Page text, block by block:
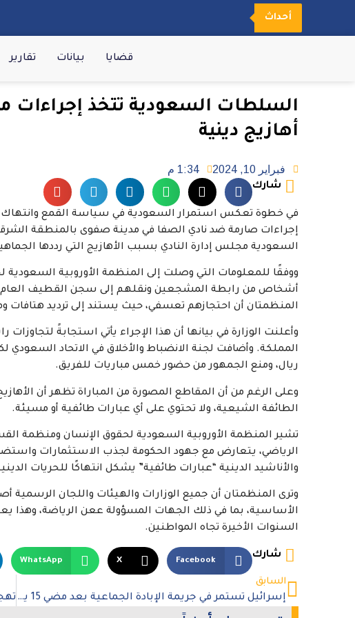
أحداث
قضايا بيانات تقارير
السلطات السعودية تتخذ
أهازيج دينية
فبراير 10, 2024 1:34 م
شارك
في خطوة تعكس استمرار السعودية في سياسة القمع وانتهاك
السعودية مجلس إدارة النادي بسبب الأهازيج التي رددها الجماهير
ووفقًا للمعلومات التي وصلت إلى المنظمة الأوروبية
المنظمتان أن احتجازهم تعسفي، حيث يستند إلى ترديد هتافات
وأعلنت الوزارة في بيانها أن هذا الإجراء يأتي استجابةً
ريال، ومنع الجمهور من حضور خمس مباريات للفريق.
وعلى الرغم من أن المقاطع المصورة من المباراة تظهر أن
الطائفة الشيعية، ولا تحتوي على أي عبارات طائفية أو مسيئة.
تشير المنظمة الأوروبية السعودية لحقوق الإنسان ومنظمة
الرياضي، يتعارض مع جهود الحكومة لجذب الاستثمارات
والأناشيد الدينية “عبارات طائفية” يشكل انتهاكًا للحريات
وترى المنظمتان أن جميع الوزارات والهيئات واللجان الرسمية
الأساسية، بما في ذلك الجهات المسؤولة ععن الرياضة، وهذا
السنوات الأخيرة تجاه المواطنين.
شارك
Facebook
X
WhatsApp
السابق
إسرائيل تستمر في جريمة الإبادة الجماعية بعد مضي 15 يومًا على قرار العدل الدولية